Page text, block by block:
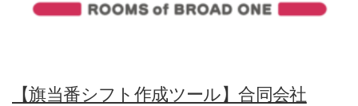
【旗当番シフト作成ツール】合同会社